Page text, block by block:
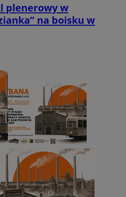
plenerowy w
na boisku w